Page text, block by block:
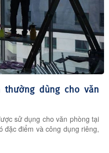
dùng cho văn
sử dụng cho văn phòng tại
đặc điểm và công dụng riêng,